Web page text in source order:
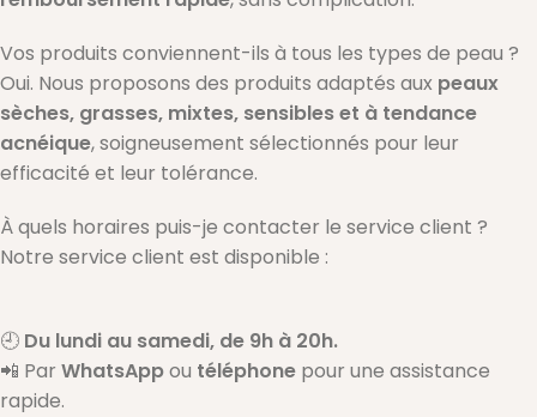
Vos produits conviennent-ils à tous les types de peau ?
Oui. Nous proposons des produits adaptés aux peaux
sèches, grasses, mixtes, sensibles et à tendance
acnéique, soigneusement sélectionnés pour leur
efficacité et leur tolérance.
À quels horaires puis-je contacter le service client ?
Notre service client est disponible :
🕘 Du lundi au samedi, de 9h à 20h.
📲 Par WhatsAppou téléphone pour une assistance
rapide.